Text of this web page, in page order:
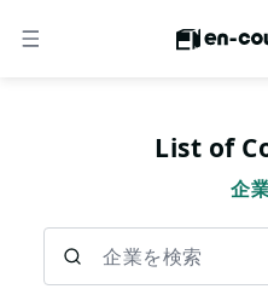
メニュー
List of
企